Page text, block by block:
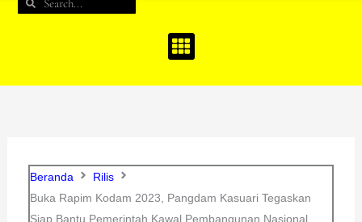
Beranda
Rilis
Buka Rapim Kodam 2023, Pangdam Kasuari Tegaskan
Siap Bantu Pemerintah Kawal Pembangunan Nasional